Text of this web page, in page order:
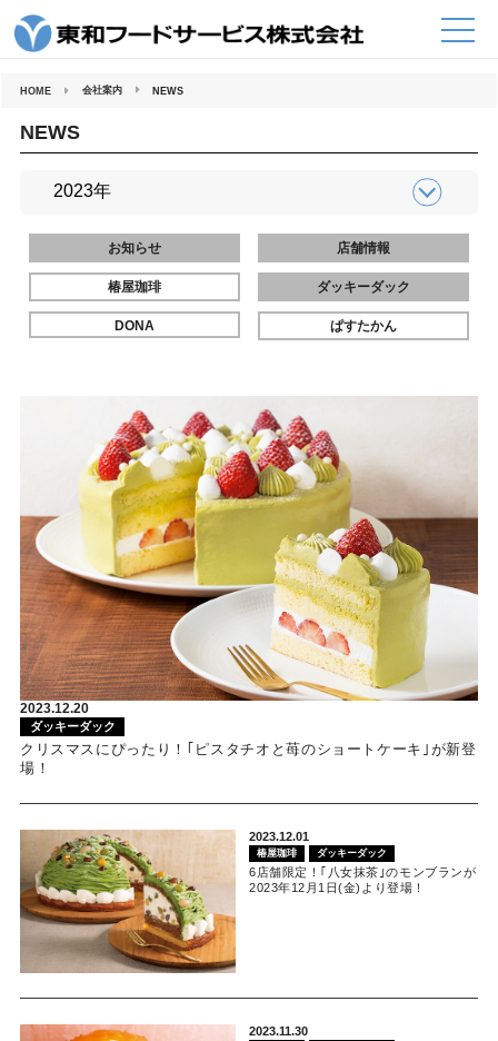
HOME 会社案内 NEWS
NEWS
お知らせ 店舗情報
椿屋珈琲 ダッキーダック
DONA ぱすたかん
2023.12.20
ダッキーダック
クリスマスにぴったり！｢ピスタチオと苺のショートケーキ｣が新登
場！
2023.12.01
椿屋珈琲 ダッキーダック
6店舗限定！｢八女抹茶｣のモンブランが
2023年12月1日(金)より登場！
2023.11.30